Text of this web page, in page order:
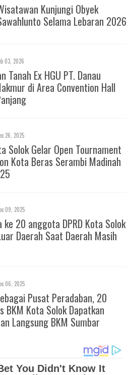
Kunjungi Obyek
Selama Lebaran 2026
03, 2026
Tanah Ex HGU PT. Danau
di Area Convention Hall
26, 2025
Solok Gelar Open Tournament
Kota Beras Serambi Madinah
09, 2025
ke 20 anggota DPRD Kota Solok
Daerah Saat Daerah Masih
06, 2025
Pusat Peradaban, 20
BKM Kota Solok Dapatkan
Langsung BKM Sumbar